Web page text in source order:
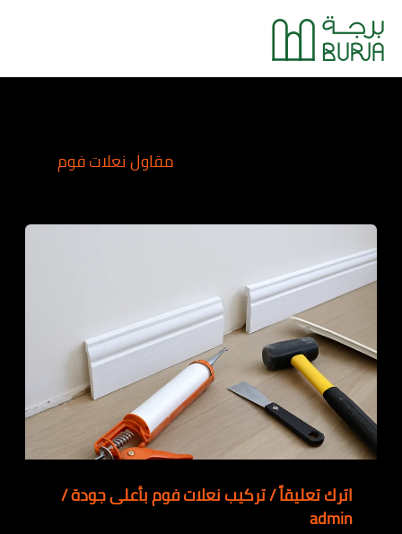
تخطي
إلى
المحتوى
مقاول نعلات فوم
اترك تعليقاً/تركيب نعلات فوم بأعلى جودة/
admin